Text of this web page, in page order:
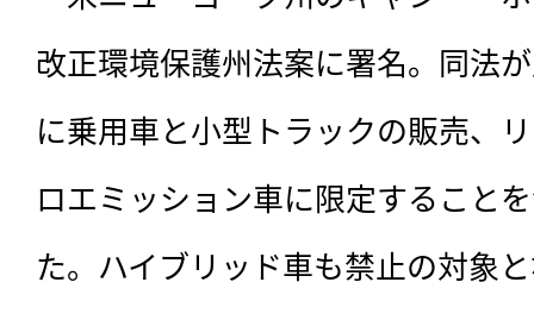
改正環境保護州法案に署名。同法
に乗用車と小型トラックの販売、
ロエミッション車に限定すること
た。ハイブリッド車も禁止の対象